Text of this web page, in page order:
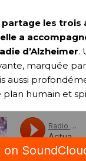
les trois
a
d’Alzheimer.
marquée
aussi
plan humain et